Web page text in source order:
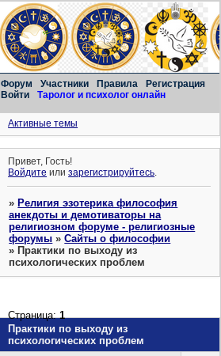
Форум Участники Правила
Регистрация
Войти
Таролог и психолог онлайн
Активные темы
Привет, Гость!
Войдите илизарегистрируйтесь.
»Религия эзотерика философия
анекдоты и демотиваторы на
религиозном форуме - религиозные
форумы »Сайты о философии
»Практики по выходу из
психологических проблем
Практики по выходу из
психологических проблем
Страница:1